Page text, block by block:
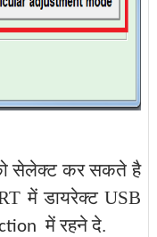
सेलेक्ट कर सकते है
में डायरेक्ट USB
में रहने दे.